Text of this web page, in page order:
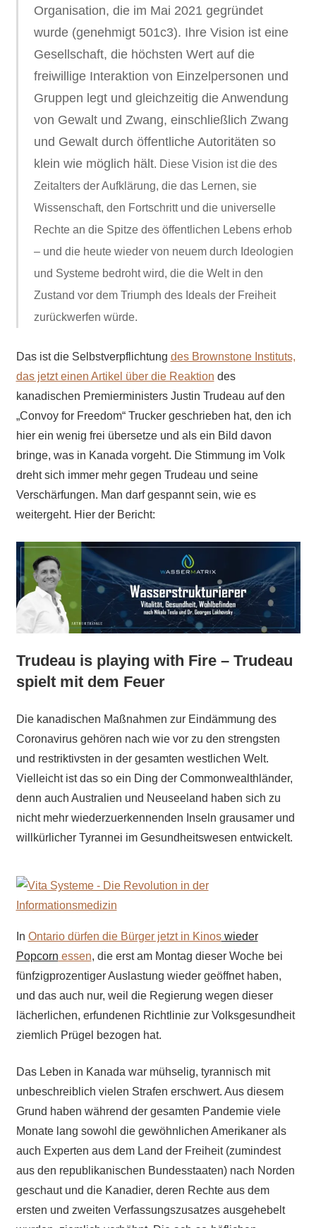
Organisation, die im Mai 2021 gegründet
wurde (genehmigt 501c3). Ihre Vision ist eine
Gesellschaft, die höchsten Wert auf die
freiwillige Interaktion von Einzelpersonen und
Gruppen legt und gleichzeitig die Anwendung
von Gewalt und Zwang, einschließlich Zwang
und Gewalt durch öffentliche Autoritäten so
klein wie möglich hält. Diese Vision ist die des
Zeitalters der Aufklärung, die das Lernen, sie
Wissenschaft, den Fortschritt und die universelle
Rechte an die Spitze des öffentlichen Lebens erhob
– und die heute wieder von neuem durch Ideologien
und Systeme bedroht wird, die die Welt in den
Zustand vor dem Triumph des Ideals der Freiheit
zurückwerfen würde.
Das ist die Selbstverpflichtung des Brownstone Instituts,
das jetzt einen Artikel über die Reaktion des
kanadischen Premierministers Justin Trudeau auf den
„Convoy for Freedom“ Truckergeschrieben hat, den ich
hier ein wenig frei übersetze und als ein Bild davon
bringe, was in Kanada vorgeht. Die Stimmung im Volk
dreht sich immer mehr gegen Trudeau und seine
Verschärfungen. Man darf gespannt sein, wie es
weitergeht. Hier der Bericht:
Trudeau is playing with Fire – Trudeau
spielt mit dem Feuer
Die kanadischen Maßnahmen zur Eindämmung des
Coronavirus gehören nach wie vor zu den strengsten
und restriktivsten in der gesamten westlichen Welt.
Vielleicht ist das so ein Ding der Commonwealthländer,
denn auch Australien und Neuseeland haben sich zu
nicht mehr wiederzuerkennenden Inseln grausamer und
willkürlicher Tyrannei im Gesundheitswesen entwickelt.
In Ontario dürfen die Bürger jetzt in Kinoswieder
Popcorn essen, die erst am Montag dieser Woche bei
fünfzigprozentiger Auslastung wieder geöffnet haben,
und das auch nur, weil die Regierung wegen dieser
lächerlichen, erfundenen Richtlinie zur Volksgesundheit
ziemlich Prügel bezogen hat.
Das Leben in Kanada war mühselig, tyrannisch mit
unbeschreiblich vielen Strafen erschwert. Aus diesem
Grund haben während der gesamten Pandemie viele
Monate lang sowohl die gewöhnlichen Amerikaner als
auch Experten aus dem Land der Freiheit (zumindest
aus den republikanischen Bundesstaaten) nach Norden
geschaut und die Kanadier, deren Rechte aus dem
ersten und zweiten Verfassungszusatzes ausgehebelt